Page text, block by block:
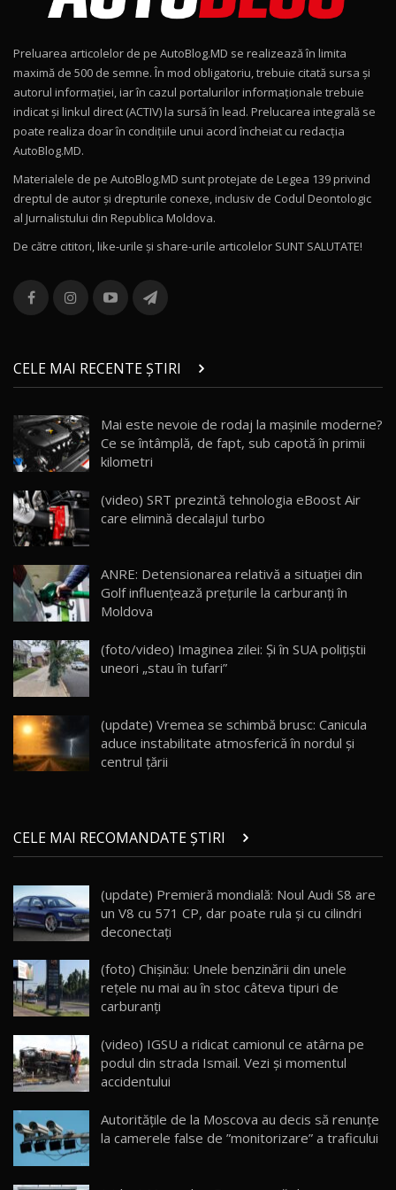
15:22
Mercedes-AMG E 53 HYBRID 4MATIC+ / Test
Drive AutoBlog.MD
16:27
11
Noul Volvo ES90 / Test Drive AutoBlog.MD
12
Noul MG HS / Test Drive AutoBlog.MD
16:48
13
combină aventura cu luxul / AutoBlog.MD
36:08
chinez care face lumea să se întoarcă după el
/ AutoBlog.MD
17:27
15 14:37
16
AutoBlogMD
13:10
17 20:06
30:08
AutoBlog.MD
23:36
20
Noul ZEEKR 7X / Test Drive AutoBlog.MD
29:08
21
Micul BYD Dolphin Surf / Test Drive
AutoBlog.MD
16:59
22
Noua Mazda 6e / Test Drive AutoBlog.MD
26:59
23
Lynk & Co 01 / Test Drive AutoBlog.MD
25:19
24
ZEEKR 009: Cel mai Performant și Confortabil
Van Electric Testat în Moldova / AutoBlog.MD
26:38
mai Exclusiv și Puternic Defender Testat în
Moldova
32:21
26
Preluarea articolelor de pe AutoBlog.MD se realizează în limita
maximă de 500 de semne. În mod obligatoriu, trebuie citată sursa și
autorul informației, iar în cazul portalurilor informaționale trebuie
indicat și linkul direct (ACTIV) la sursă în lead. Prelucarea integrală se
poate realiza doar în condițiile unui acord încheiat cu redacţia
AutoBlog.MD.
Materialele de pe AutoBlog.MD sunt protejate de Legea 139 privind
dreptul de autor și drepturile conexe, inclusiv de Codul Deontologic
al Jurnalistului din Republica Moldova.
De către cititori, like-urile şi share-urile articolelor SUNT SALUTATE!
CELE MAI RECENTE ȘTIRI
Mai este nevoie de rodaj la mașinile moderne?
Ce se întâmplă, de fapt, sub capotă în primii
kilometri
(video) SRT prezintă tehnologia eBoost Air
care elimină decalajul turbo
ANRE: Detensionarea relativă a situației din
Golf influențează prețurile la carburanți în
Moldova
(foto/video) Imaginea zilei: Și în SUA polițiștii
uneori „stau în tufari”
(update) Vremea se schimbă brusc: Canicula
aduce instabilitate atmosferică în nordul și
centrul țării
CELE MAI RECOMANDATE ȘTIRI
(update) Premieră mondială: Noul Audi S8 are
un V8 cu 571 CP, dar poate rula şi cu cilindri
deconectaţi
(foto) Chişinău: Unele benzinării din unele
reţele nu mai au în stoc câteva tipuri de
carburanți
(video) IGSU a ridicat camionul ce atârna pe
podul din strada Ismail. Vezi și momentul
accidentului
Autoritățile de la Moscova au decis să renunțe
la camerele false de ”monitorizare” a traficului